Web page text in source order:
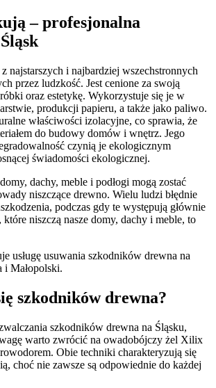
– profesjonalna
najstarszych i najbardziej wszechstronnych
przez ludzkość. Jest cenione za swoją
oraz estetykę. Wykorzystuje się je w
produkcji papieru, a także jako paliwo.
właściwości izolacyjne, co sprawia, że
do budowy domów i wnętrz. Jego
czynią je ekologicznym
świadomości ekologicznej.
dachy, meble i podłogi mogą zostać
niszczące drewno. Wielu ludzi błędnie
podczas gdy te występują głównie
niszczą nasze domy, dachy i meble, to
usługę usuwania szkodników drewna na
i Małopolski.
szkodników drewna?
szkodników drewna na Śląsku,
warto zwrócić na owadobójczy żel Xilix
Obie techniki charakteryzują się
choć nie zawsze są odpowiednie do każdej